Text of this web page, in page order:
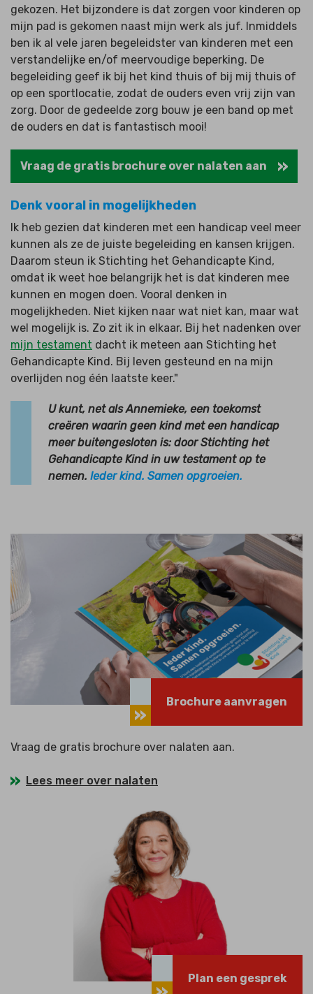
gekozen. Het bijzondere is dat zorgen voor kinderen op
mijn pad is gekomen naast mijn werk als juf. Inmiddels
ben ik al vele jaren begeleidster van kinderen met een
verstandelijke en/of meervoudige beperking. De
begeleiding geef ik bij het kind thuis of bij mij thuis of
op een sportlocatie, zodat de ouders even vrij zijn van
zorg. Door de gedeelde zorg bouw je een band op met
de ouders en dat is fantastisch mooi!
Vraag de gratis brochure over nalaten aan
Denk vooral in mogelijkheden
Ik heb gezien dat kinderen met een handicap veel meer
kunnen als ze de juiste begeleiding en kansen krijgen.
Daarom steun ik Stichting het Gehandicapte Kind,
omdat ik weet hoe belangrijk het is dat kinderen mee
kunnen en mogen doen. Vooral denken in
mogelijkheden. Niet kijken naar wat niet kan, maar wat
wel mogelijk is. Zo zit ik in elkaar. Bij het nadenken over
mijn testament dacht ik meteen aan Stichting het
Gehandicapte Kind. Bij leven gesteund en na mijn
overlijden nog één laatste keer."
U kunt, net als Annemieke, een toekomst
creëren waarin geen kind met een handicap
meer buitengesloten is: door Stichting het
Gehandicapte Kind in uw testament op te
nemen. Ieder kind. Samen opgroeien.
Brochure aanvragen
Vraag de gratis brochure over nalaten aan.
Lees meer over nalaten
Plan een gesprek